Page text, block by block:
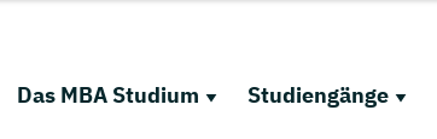
Das MBA Studium Studiengänge